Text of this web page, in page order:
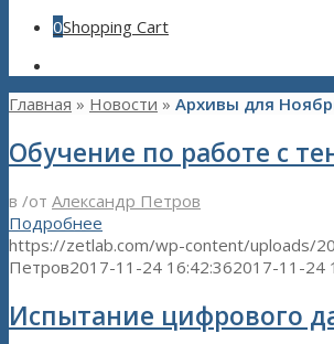
0Shopping Cart
Главная » Новости » Архивы для
Обучение по работе с
в /от Александр Петров
Подробнее
https://zetlab.com/wp-content/uploads/
Петров2017-11-24 16:42:362017-11-24
Испытание цифрового